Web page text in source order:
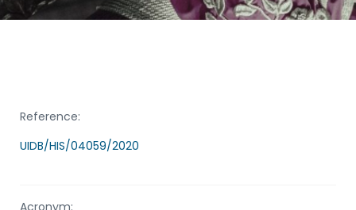
Reference:
UIDB/HIS/04059/2020